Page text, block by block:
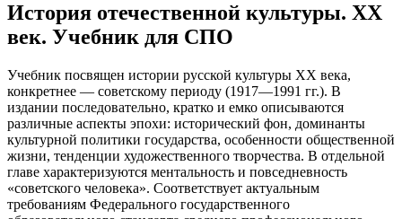
История отечественной культуры. ХХ
век. Учебник для СПО
Учебник посвящен истории русской культуры ХХ века,
конкретнее — советскому периоду (1917—1991 гг.). В
издании последовательно, кратко и емко описываются
различные аспекты эпохи: исторический фон, доминанты
культурной политики государства, особенности общественной
жизни, тенденции художественного творчества. В отдельной
главе характеризуются ментальность и повседневность
«советского человека». Соответствует актуальным
требованиям Федерального государственного